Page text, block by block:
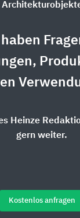
Heinze
gern weiter.
Kostenlos anfragen